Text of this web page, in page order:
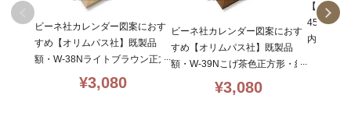
ビーネ社カレンダー図案におす
すめ【オリムパス社】既製品
額・W-38Nライトブラウン正方
形・紐付・内寸20×20・olympu
¥3,080
ビーネ社カレンダー図案におす
すめ【オリムパス社】既製品
額・W-39Nこげ茶色正方形・紐
付・内寸20×20・olympus
¥3,080
【オリム
45白額・
内寸